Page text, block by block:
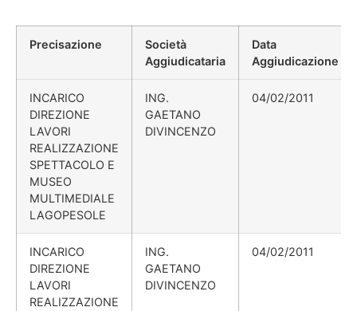
Precisazione
Società
Aggiudicataria
Data
Aggiudicazione
INCARICO
DIREZIONE
LAVORI
REALIZZAZIONE
SPETTACOLO E
MUSEO
MULTIMEDIALE
LAGOPESOLE
ING.
GAETANO
DIVINCENZO
04/02/2011
INCARICO
DIREZIONE
LAVORI
REALIZZAZIONE
ING.
GAETANO
DIVINCENZO
04/02/2011